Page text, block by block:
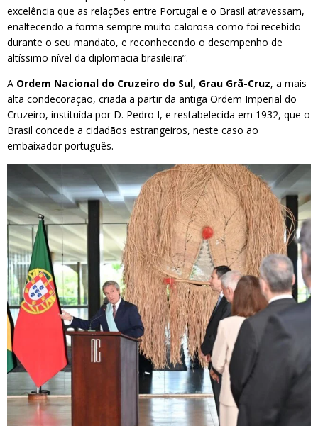
excelência que as relações entre Portugal e o Brasil atravessam,
enaltecendo a forma sempre muito calorosa como foi recebido
durante o seu mandato, e reconhecendo o desempenho de
altíssimo nível da diplomacia brasileira”.
A Ordem Nacional do Cruzeiro do Sul, Grau Grã-Cruz, a mais
alta condecoração, criada a partir da antiga Ordem Imperial do
Cruzeiro, instituída por D. Pedro I, e restabelecida em 1932, que o
Brasil concede a cidadãos estrangeiros, neste caso ao
embaixador português.